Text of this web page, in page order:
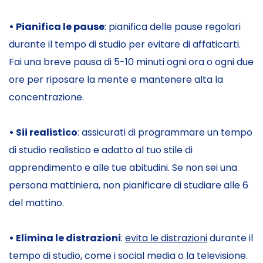
• Pianifica le pause: pianifica delle pause regolari
durante il tempo di studio per evitare di affaticarti.
Fai una breve pausa di 5-10 minuti ogni ora o ogni due
ore per riposare la mente e mantenere alta la
concentrazione.
• Sii realistico: assicurati di programmare un tempo
di studio realistico e adatto al tuo stile di
apprendimento e alle tue abitudini. Se non sei una
persona mattiniera, non pianificare di studiare alle 6
del mattino.
• Elimina le distrazioni: evita le distrazionidurante il
tempo di studio, come i social media o la televisione.